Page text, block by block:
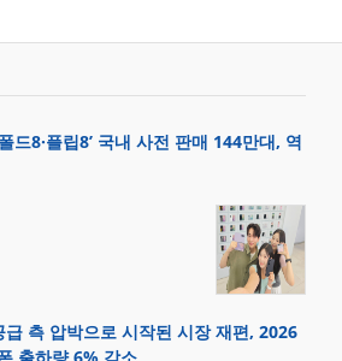
드8·플립8’ 국내 사전 판매 144만대, 역
측 압박으로 시작된 시장 재편, 2026
출하량 6% 감소